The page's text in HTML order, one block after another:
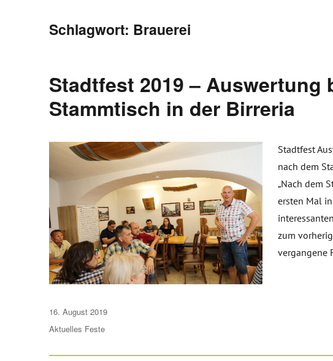
Schlagwort: Brauerei
Stadtfest 2019 – Auswertung
Stammtisch in der Birreria
Stadtfest
nach dem
„Nach dem
ersten Mal
zum
vergangene
Veröffentlicht
am
16. August 2019
Aktuelles Feste